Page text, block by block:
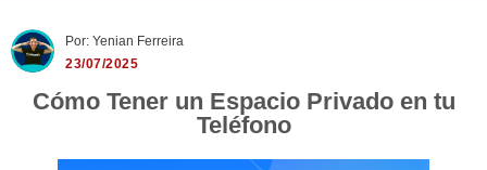
Por: Yenian Ferreira
23/07/2025
Cómo Tener un Espacio Privado en tu
Teléfono